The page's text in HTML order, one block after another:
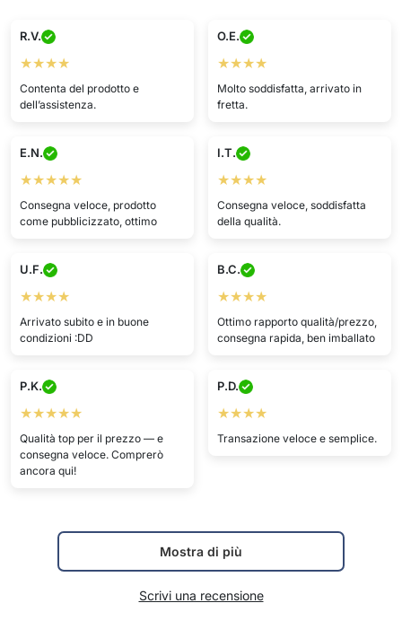
R.V.
★★★★
Contenta del prodotto e
dell’assistenza.
O.E.
★★★★
Molto soddisfatta, arrivato in
fretta.
E.N.
★★★★★
Consegna veloce, prodotto
come pubblicizzato, ottimo
I.T.
★★★★
Consegna veloce, soddisfatta
della qualità.
U.F.
★★★★
Arrivato subito e in buone
condizioni :DD
B.C.
★★★★
Ottimo rapporto qualità/prezzo,
consegna rapida, ben imballato
P.K.
★★★★★
Qualità top per il prezzo — e
consegna veloce. Comprerò
ancora qui!
P.D.
★★★★
Transazione veloce e semplice.
Mostra di più
Scrivi una recensione